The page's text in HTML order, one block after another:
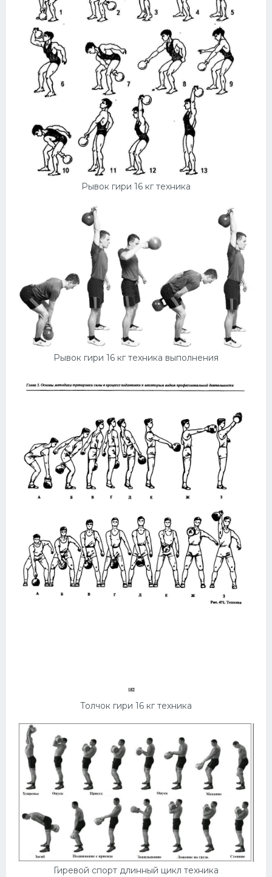
Рывок гири 16 кг техника
Рывок гири 16 кг техника выполнения
Толчок гири 16 кг техника
Гиревой спорт длинный цикл техника